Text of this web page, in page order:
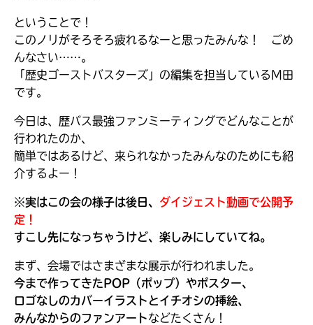
大人気
出会える
ということで！
このノリがそろそろ疲れるなーと思ったみんな！ ごめ
んなさい……。
「歴史ゴーストバスターズ」の編集を担当しているM田
です。
今日は、歴バス最強ファンミーティングでどんなことが
行われたのか、
簡単ではあるけど、来られなかったみんなのためにも紹
介するよー！
※実はこの会の様子は後日、 ダイジェスト動画で公開予
定！
すこし先になっちゃうけど、楽しみにしていてね。
まず、会場ではさまざまな展示が行われました。
今まで作ってきたPOP（ポップ）やポスター、
ロゴなしのカバーイラストとイチオシの挿絵、
みんなからのファンアートなどたくさん！